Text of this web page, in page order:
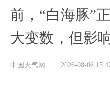
前，“白海豚”
大变数，但影
中国天气网 2026-08-06